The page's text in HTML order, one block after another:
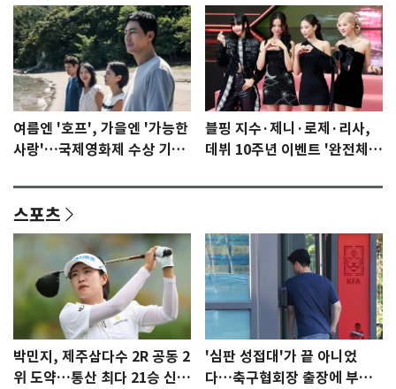
여름엔 '호프', 가을엔 '가능한
사랑'…국제영화제 수상 기대
블핑 지수·제니·로제·리사,
데뷔 10주년 이벤트 '완전체'
스포츠
박민지, 제주삼다수 2R 공동 2
위 도약…통산 최다 21승 신기
'심판 성접대'가 끝 아니었
다…축구협회장 출장에 부인